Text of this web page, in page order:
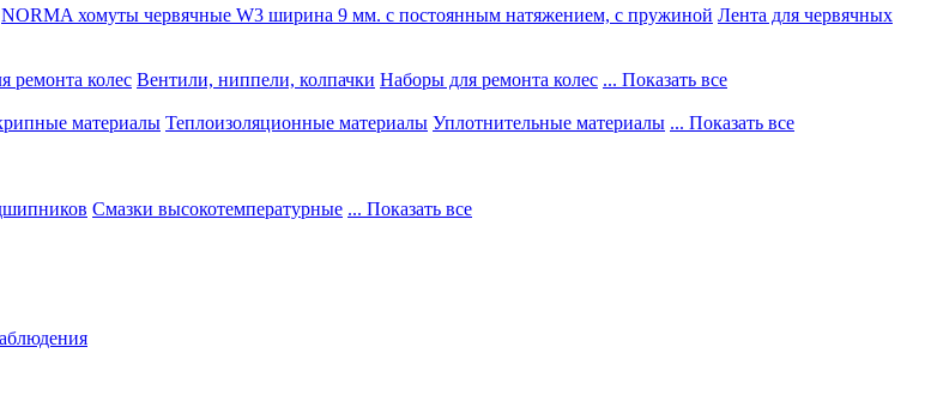
NORMA хомуты червячные W3 ширина 9 мм. с постоянным натяжением, с пружиной Лента для червячных
ремонта колес Вентили, ниппели, колпачки Наборы для ремонта колес ... Показать все
материалы Теплоизоляционные материалы Уплотнительные материалы ... Показать все
Смазки высокотемпературные ... Показать все